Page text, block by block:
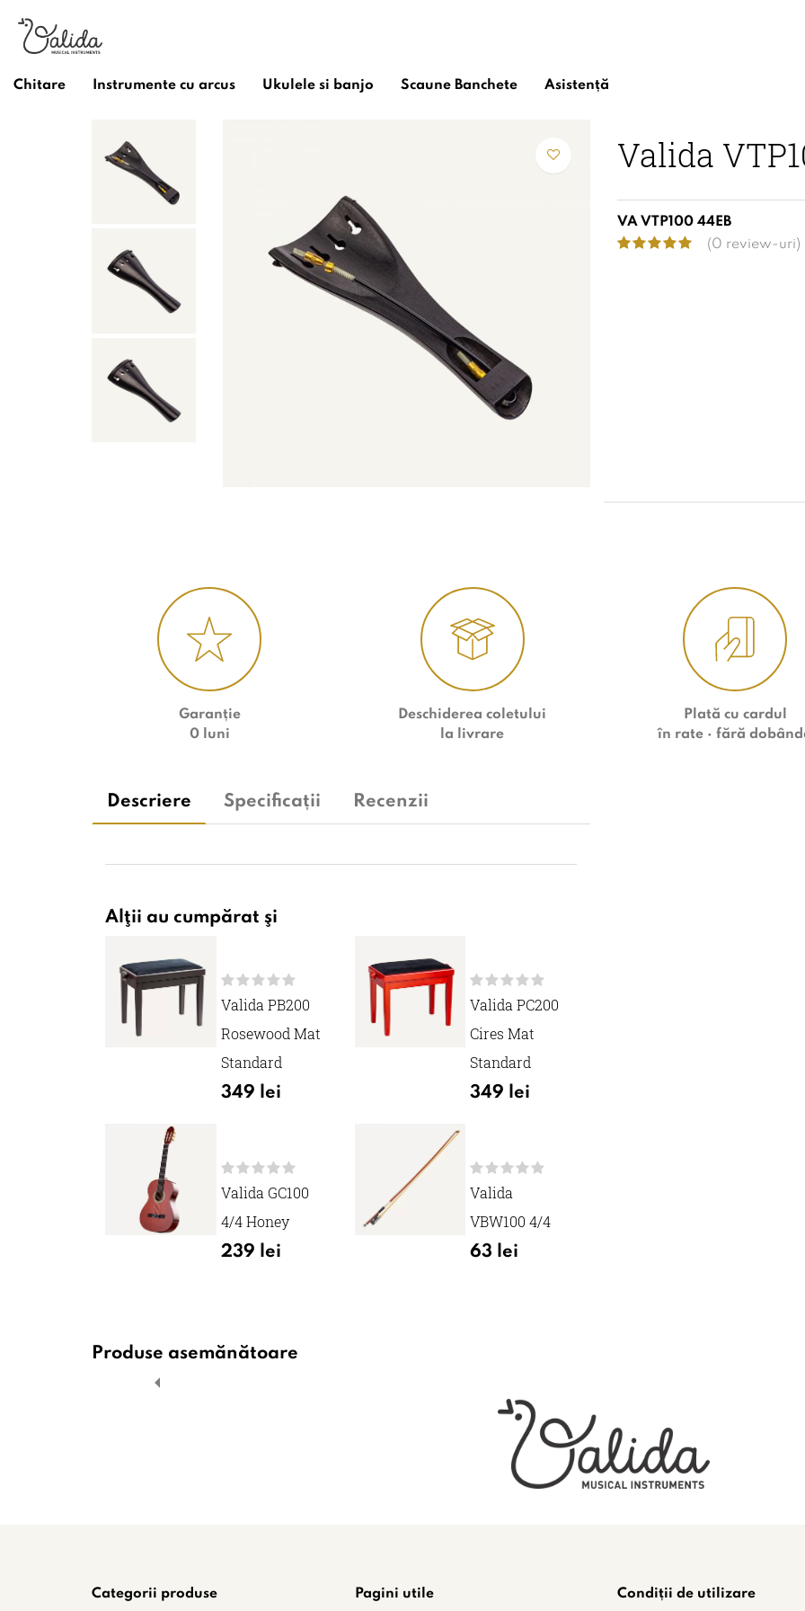
Chitare Instrumente cu arcus Ukulele si banjo Scaune Banchete Asistență
Accesorii instrumente cu arcus Valida VTP100
Valida
VA VTP100 44EB
(0 review-uri) |
Garanție
0 luni
Deschiderea coletului
la livrare
Plată cu cardul
în rate · fără
Descriere Specificații Recenzii
Alţii au cumpărat şi
Valida PB200
Rosewood Mat
Standard
349 lei
Valida PC200
Cires Mat
Standard
349 lei
Valida GC100
4/4 Honey
239 lei
Valida
VBW100 4/4
63 lei
Produse asemănătoare
Categorii produse Pagini utile Condiții de utilizare